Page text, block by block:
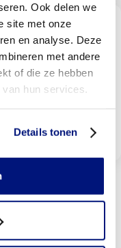
Ook delen we
site met onze
en analyse. Deze
met andere
of die ze hebben
hun services.
Details tonen
door uw
of u vergoed